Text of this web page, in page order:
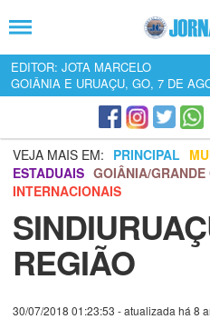
EDITOR: JOTA MARCELO
GOIÂNIA E URUAÇU, GO, 7 DE
VEJA MAIS EM: PRINCIPAL
ESTADUAIS GOIÂNIA/
INTERNACIONAIS
REGIÃO
30/07/2018 01:23:53 - atualizada há 8